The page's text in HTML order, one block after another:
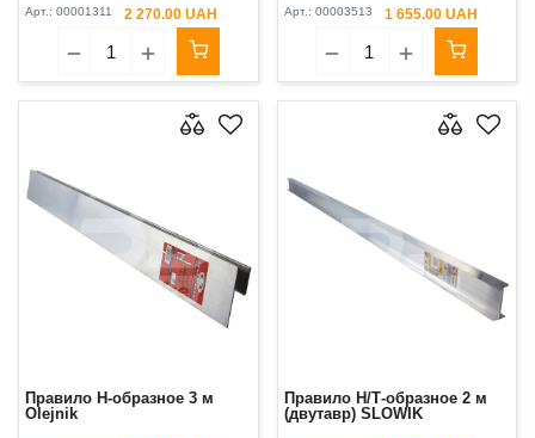
Арт.: 00001311 2 270.00 UAH Арт.: 00003513 1 655.00 UAH
Правило H-образное 3 м
Olejnik
Правило H/Т-образное 2 м
(двутавр) SLOWIK